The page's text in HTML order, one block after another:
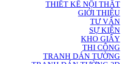
THIẾT KẾ NỘI THẤT
GIỚI THIỆU
TƯ VẤN
SỰ KIỆN
KHO GIẤY
THI CÔNG
TRANH DÁN TƯỜNG